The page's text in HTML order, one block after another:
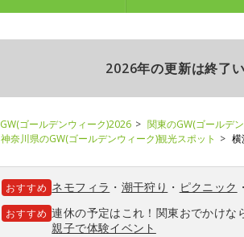
2026年の更新は終了
GW(ゴールデンウィーク)2026 関東のGW(ゴールデ
神奈川県のGW(ゴールデンウィーク)観光スポット
横
おすすめ ネモフィラ ・ 潮干狩り ・ ピクニック ・
おすすめ 連休の予定はこれ！関東おでかけな
親子で体験イベント